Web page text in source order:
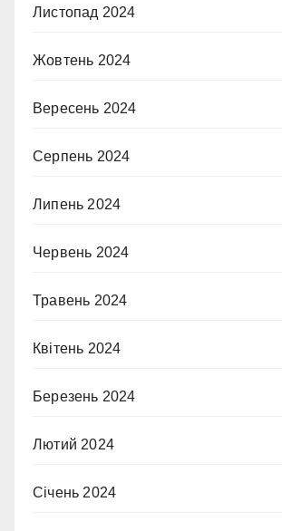
Листопад 2024
Жовтень 2024
Вересень 2024
Серпень 2024
Липень 2024
Червень 2024
Травень 2024
Квітень 2024
Березень 2024
Лютий 2024
Січень 2024